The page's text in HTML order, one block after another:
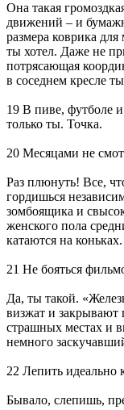
Она такая
движений – и
размера коврика
ты хотел. Даже не
потрясающая
в соседнем кресле
19 В пиве, футболе
только ты. Точка.
20 Месяцами не
Раз плюнуть! Все,
гордишься
зомбоящика и
женского пола
катаются на коньках.
21 Не бояться
Да, ты такой.
визжат и закрывают
страшных местах и
немного
22 Лепить идеально
Бывало, слепишь,